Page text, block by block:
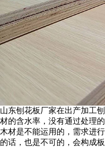
山东刨花板厂家在出产加工
材的含水率，没有通过处理
木材是不能运用的，需求进
的话，也是不可的，会构成